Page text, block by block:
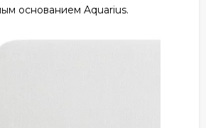
основанием Aquarius.